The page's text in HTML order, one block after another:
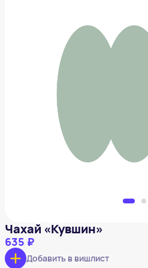
Чахай «Кувшин»
635 ₽
Добавить в вишлист